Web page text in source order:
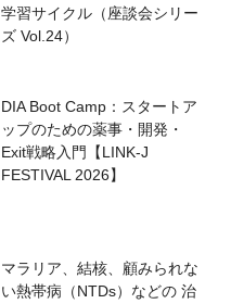
学習サイクル（座談会シリー
ズ Vol.24）
DIA Boot Camp：スタートア
ップのための薬事・開発・
Exit戦略入門【LINK-J
FESTIVAL 2026】
マラリア、結核、顧みられな
い熱帯病（NTDs）などの 治